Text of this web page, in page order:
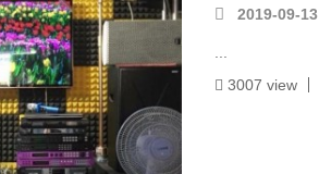
2019-09-13
3007 view